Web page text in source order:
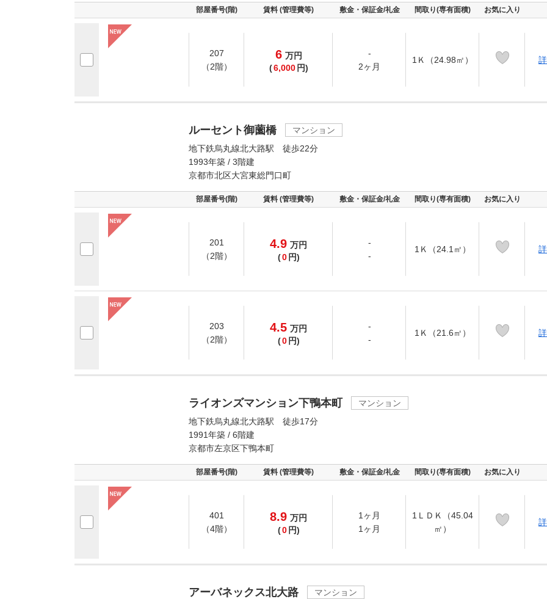
部屋番号(階) 賃料 (管理費等) 敷金・保証金/礼金 間取り(専有面積) お気に入り
207
（2階）
6 万円
(6,000 円)
-
2ヶ月
1Ｋ（24.98㎡）
ルーセント御薗橋
マンション
地下鉄烏丸線北大路駅 徒歩22分
1993年築 / 3階建
京都市北区大宮東総門口町
部屋番号(階) 賃料 (管理費等) 敷金・保証金/礼金 間取り(専有面積) お気に入り
201
（2階）
4.9 万円
(0 円)
-
-
1Ｋ（24.1㎡）
203
（2階）
4.5 万円
(0 円)
-
-
1Ｋ（21.6㎡）
ライオンズマンション下鴨本町
マンション
地下鉄烏丸線北大路駅 徒歩17分
1991年築 / 6階建
京都市左京区下鴨本町
部屋番号(階) 賃料 (管理費等) 敷金・保証金/礼金 間取り(専有面積) お気に入り
401
（4階）
8.9 万円
(0 円)
1ヶ月
1ヶ月
1ＬＤＫ（45.04
㎡）
アーバネックス北大路
マンション